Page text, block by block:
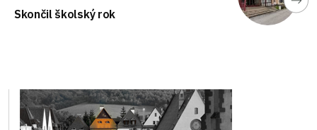
Skončil školský rok